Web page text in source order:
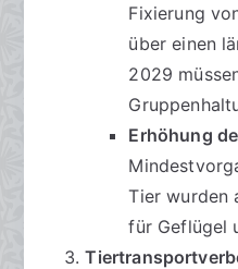
Fixierung
über einen
2029
Erhöhung
Tier wurden
für Geflügel